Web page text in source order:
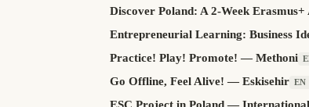
Discover Poland: A 2-Week Erasmus+
Entrepreneurial Learning: Business
Practice! Play! Promote! — Methoni
Go Offline, Feel Alive! — Eskisehir EN